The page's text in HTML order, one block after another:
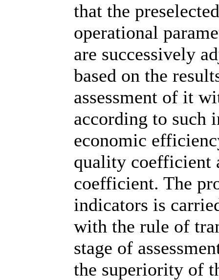
that the
operational
are successively
based on the
assessment of it
according to such
economic
quality coefficient
coefficient. The
indicators is
with the rule of
stage of
the superiority of